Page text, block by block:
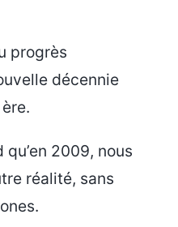
progrès
décennie
2009, nous
réalité, sans